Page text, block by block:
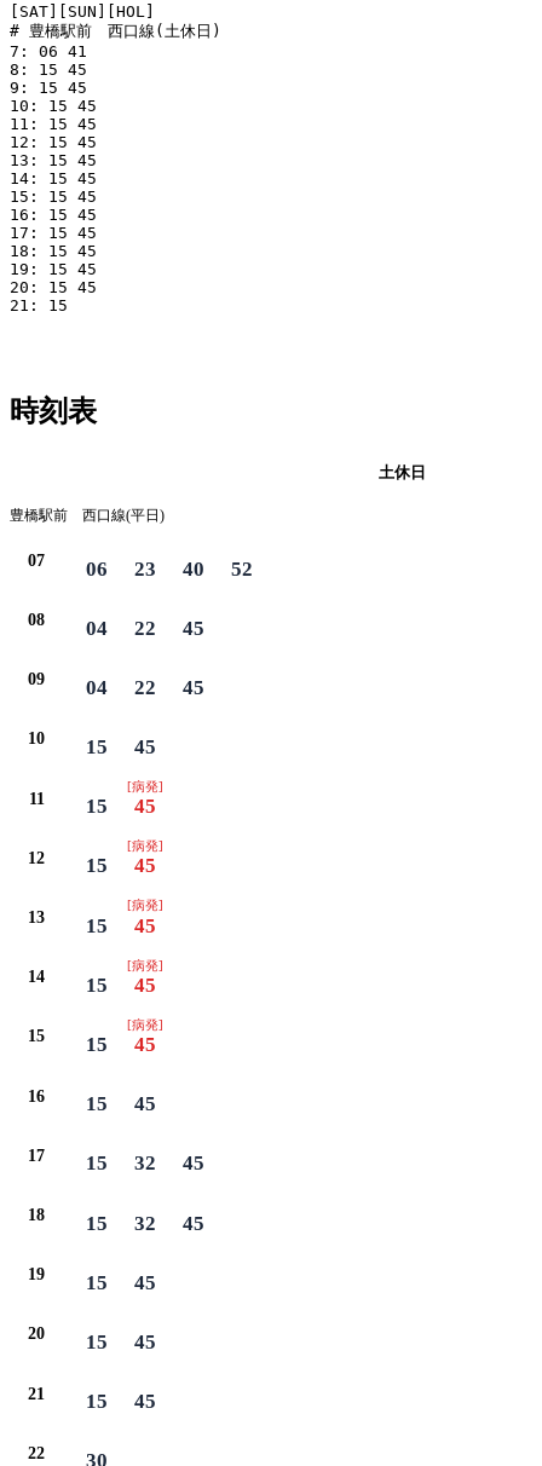
[SAT][SUN][HOL]
# 豊橋駅前　西口線(土休日)
7: 06 41
8: 15 45
9: 15 45
10: 15 45
11: 15 45
12: 15 45
13: 15 45
14: 15 45
15: 15 45
16: 15 45
17: 15 45
18: 15 45
19: 15 45
20: 15 45
21: 15
時刻表
土休日
豊橋駅前 西口線(平日)
07 06 23 40 52
08 04 22 45
09 04 22 45
10 15 45
11 15
[病発]
45
12 15
[病発]
45
13 15
[病発]
45
14 15
[病発]
45
15 15
[病発]
45
16 15 45
17 15 32 45
18 15 32 45
19 15 45
20 15 45
21 15 45
22 30